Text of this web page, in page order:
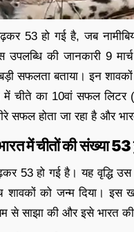
53 हो गई है, जब
उपलब्धि की जानकारी 9
सफलता बताया। इन
में चीते का 10वां सफल लिटर
सफल होता जा रहा है और
में चीतों की संख्या
53 हो गई है। यह वृद्धि उस
शावकों को जन्म दिया। इस
से साझा की और इसे भारत की